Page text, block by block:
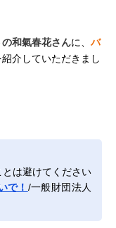
和氣春花さんに、 バ
紹介していただきまし
は避けてください
で！ /一般財団法人